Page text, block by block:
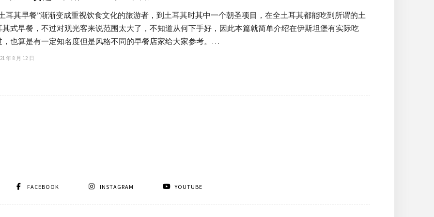
耳其早餐”渐渐变成重视饮食文化的旅游者，到土耳其时其中一个朝圣项目，在全土耳其都能吃到所谓的土
其式早餐，不过对观光客来说范围太大了，不知道从何下手好，因此本篇就简单介绍在伊斯坦堡有实际吃
，也算是有一定知名度但是风格不同的早餐店家给大家参考。…
年 8 月 12 日
FACEBOOK INSTAGRAM YOUTUBE